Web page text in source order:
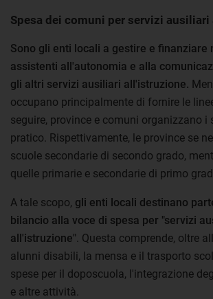
Spesa dei comuni per servizi
Sono gli enti locali a gestire e finanziare
assistenti all'autonomia e alla
gli altri servizi ausiliari all'istruzione.
occupano principalmente di fornire le
seguire, province e comuni organizzano i
pratico. Rispettivamente, le province se
scuole secondarie di secondo grado,
quelle primarie e secondarie di primo
A tale scopo, gli enti locali destinano
bilancio alla voce di spesa per "servizi
all'istruzione" . Questa comprende, oltre
alunni disabili, la mensa e il trasporto
spese per il doposcuola, l'integrazione
e altre attività.